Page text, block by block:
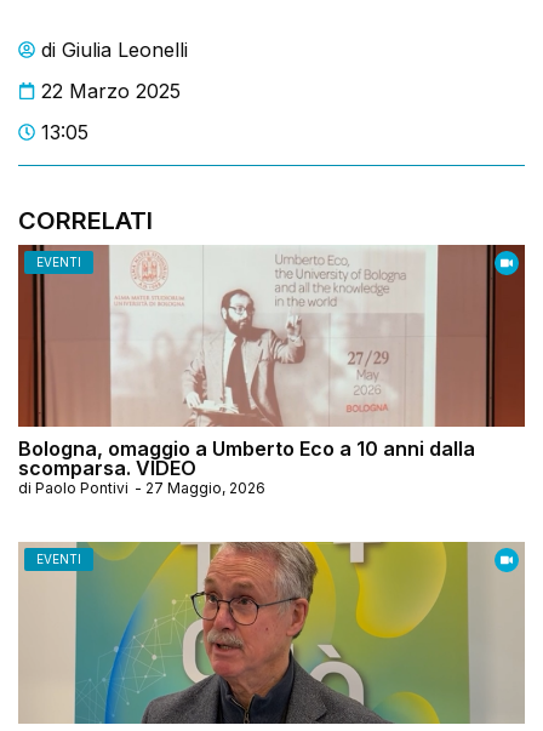
di Giulia Leonelli
22 Marzo 2025
13:05
CORRELATI
EVENTI
Bologna, omaggio a Umberto Eco a 10 anni dalla
scomparsa. VIDEO
di Paolo Pontivi - 27 Maggio, 2026
EVENTI